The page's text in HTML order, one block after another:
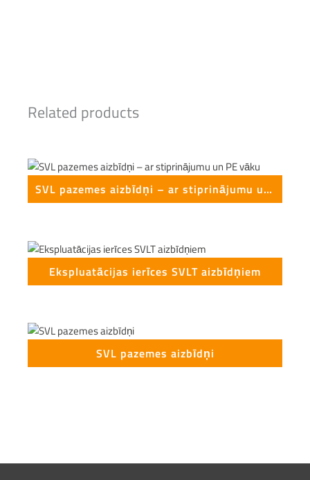
Related products
SVL pazemes aizbīdņi – ar stiprinājumu un PE vāku
Ekspluatācijas ierīces SVLT aizbīdņiem
SVL pazemes aizbīdņi